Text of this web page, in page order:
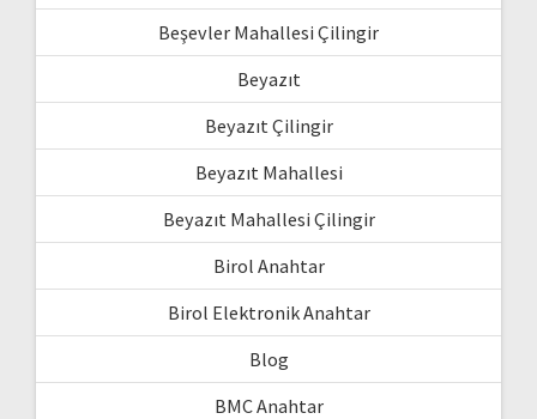
Beşevler Mahallesi Çilingir
Beyazıt
Beyazıt Çilingir
Beyazıt Mahallesi
Beyazıt Mahallesi Çilingir
Birol Anahtar
Birol Elektronik Anahtar
Blog
BMC Anahtar